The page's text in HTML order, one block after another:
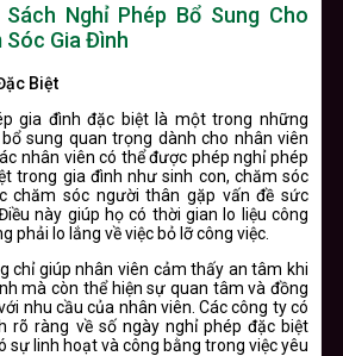
Nghỉ Phép Bổ Sung Cho
Sóc Gia Đình
Biệt
gia đình đặc biệt là một trong những
sung quan trọng dành cho nhân viên
nhân viên có thể được phép nghỉ phép
trong gia đình như sinh con, chăm sóc
chăm sóc người thân gặp vấn đề sức
này giúp họ có thời gian lo liệu công
phải lo lắng về việc bỏ lỡ công việc.
chỉ giúp nhân viên cảm thấy an tâm khi
mà còn thể hiện sự quan tâm và đồng
nhu cầu của nhân viên. Các công ty có
rõ ràng về số ngày nghỉ phép đặc biệt
sự linh hoạt và công bằng trong việc yêu